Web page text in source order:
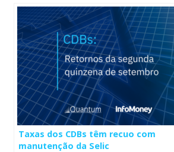
Taxas dos CDBs têm recuo com
manutenção da Selic